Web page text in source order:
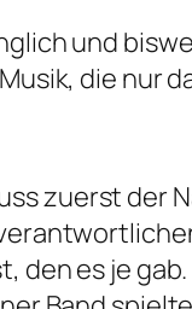
und
die nur
zuerst der
es je